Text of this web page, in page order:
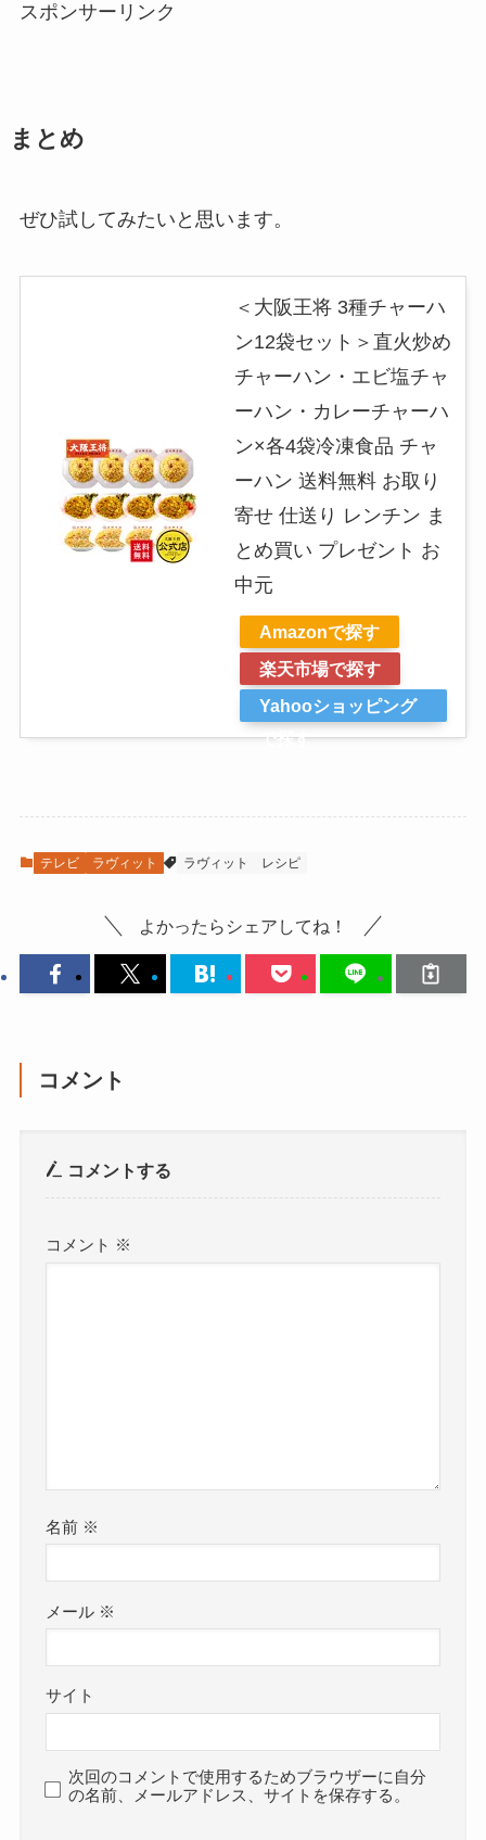
スポンサーリンク
まとめ
ぜひ試してみたいと思います。
＜大阪王将 3種チャーハ
ン12袋セット＞直火炒め
チャーハン・エビ塩チャ
ーハン・カレーチャーハ
ン×各4袋冷凍食品 チャ
ーハン 送料無料 お取り
寄せ 仕送り レンチン ま
とめ買い プレゼント お
中元
Amazonで探す
楽天市場で探す
Yahooショッピング
で探す
テレビ ラヴィット ラヴィット レシピ
よかったらシェアしてね！
コメント
コメントする
コメント ※
名前 ※
メール ※
サイト
次回のコメントで使用するためブラウザーに自分
の名前、メールアドレス、サイトを保存する。